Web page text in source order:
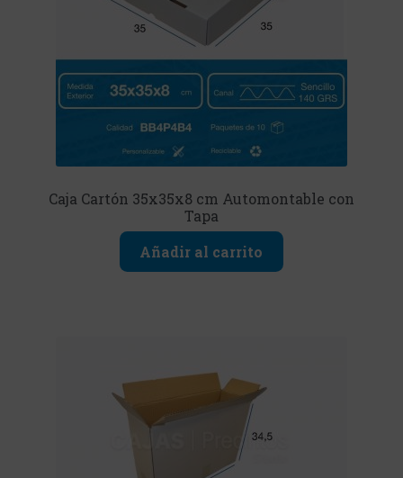
Caja Cartón 35x35x8 cm Automontable con
Tapa
Añadir al carrito